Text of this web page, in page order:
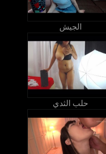
الجيش
حلب الثدي